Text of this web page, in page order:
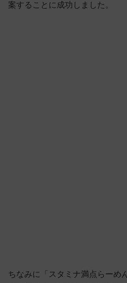
案することに成功しました。
ちなみに「スタミナ満点らーめ